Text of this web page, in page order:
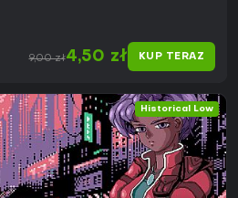
9,00 zł4,50 zł KUP TERAZ
Historical Low